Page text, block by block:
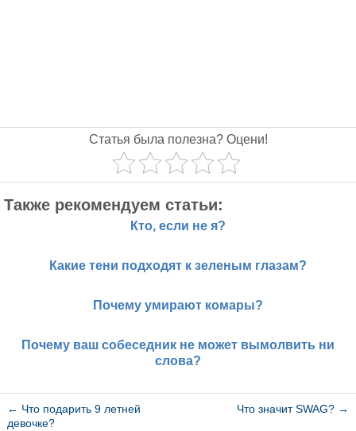
Статья была полезна? Оцени!
Также рекомендуем статьи:
Кто, если не я?
Какие тени подходят к зеленым глазам?
Почему умирают комары?
Почему ваш собеседник не может вымолвить ни
слова?
← Что подарить 9 летней
девочке?
Что значит SWAG? →